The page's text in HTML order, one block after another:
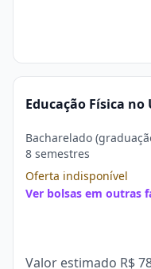
Educação Física
Bacharelado
8 semestres
Oferta indisponível
Ver bolsas em outras
Valor estimado R$